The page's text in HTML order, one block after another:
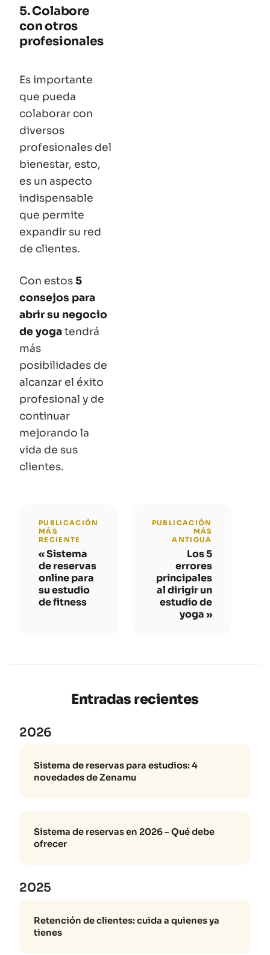
Entradas recientes
2026
Sistema de reservas para estudios: 4
novedades de Zenamu
Sistema de reservas en 2026 – Qué debe
ofrecer
2025
Retención de clientes: cuida a quienes ya
tienes
5. Colabore
con otros
profesionales
Es importante
que pueda
colaborar con
diversos
profesionales del
bienestar, esto,
es un aspecto
indispensable
que permite
expandir su red
de clientes.
Con estos5
consejos para
abrir su negocio
de yogatendrá
más
posibilidades de
alcanzar el éxito
profesional y de
continuar
mejorando la
vida de sus
clientes.
PUBLICACIÓN
MÁS
RECIENTE
Sistema
de reservas
online para
su estudio
de fitness
PUBLICACIÓN
MÁS
ANTIGUA
Los 5
errores
principales
al dirigir un
estudio de
yoga